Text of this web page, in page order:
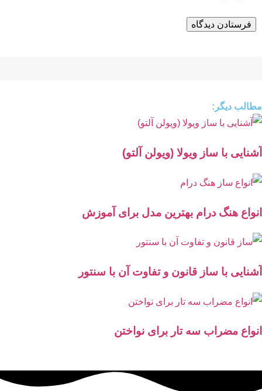
مطالب دیگر:
آشنایی با ساز ویولا (ویولن آلتو)
انواع هنگ درام بهترین مدل برای آموزش
آشنایی با ساز قانون و تفاوت آن با سنتور
انواع مضراب سه تار برای نواختن